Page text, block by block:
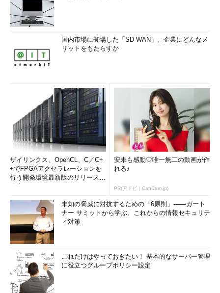
国内市場に登場した「SD-WAN」、企業にどんなメ
リットをもたらすか
ザイリンクス、OpenCL、C／C+
+でFPGAアクセラレーションを
行う開発環境最新版のリリースを
安未も感動♡唯一無二の動画が作
れる♪
PR(アドビ｜CanCam.jp)
未知の脅威に対抗するための「6原則」――ガート
ナー サミットから学ぶ、これからの情報セキュリテ
ィ対策
これだけはやっておきたい！ 基本的なサーバー管理
に役立つグループポリシー設定